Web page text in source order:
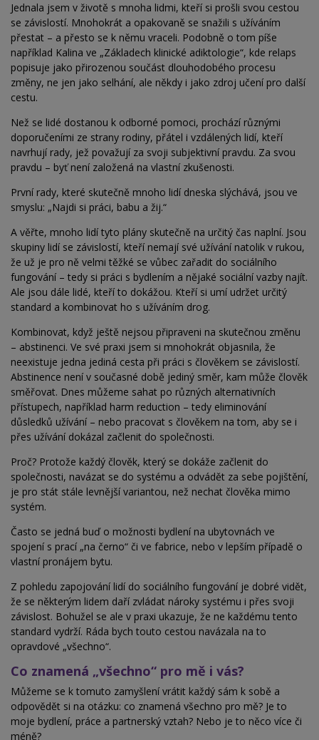
Jednala jsem v životě s mnoha lidmi, kteří si prošli svou cestou
se závislostí. Mnohokrát a opakovaně se snažili s užíváním
přestat – a přesto se k němu vraceli. Podobně o tom píše
například Kalina ve „Základech klinické adiktologie“, kde relaps
popisuje jako přirozenou součást dlouhodobého procesu
změny, ne jen jako selhání, ale někdy i jako zdroj učení pro další
cestu.
Než se lidé dostanou k odborné pomoci, prochází různými
doporučeními ze strany rodiny, přátel i vzdálených lidí, kteří
navrhují rady, jež považují za svoji subjektivní pravdu. Za svou
pravdu – byť není založená na vlastní zkušenosti.
První rady, které skutečně mnoho lidí dneska slýchává, jsou ve
smyslu: „Najdi si práci, babu a žij.“
A věřte, mnoho lidí tyto plány skutečně na určitý čas naplní. Jsou
skupiny lidí se závislostí, kteří nemají své užívání natolik v rukou,
že už je pro ně velmi těžké se vůbec zařadit do sociálního
fungování – tedy si práci s bydlením a nějaké sociální vazby najít.
Ale jsou dále lidé, kteří to dokážou. Kteří si umí udržet určitý
standard a kombinovat ho s užíváním drog.
Kombinovat, když ještě nejsou připraveni na skutečnou změnu
– abstinenci. Ve své praxi jsem si mnohokrát objasnila, že
neexistuje jedna jediná cesta při práci s člověkem se závislostí.
Abstinence není v současné době jediný směr, kam může člověk
směřovat. Dnes můžeme sahat po různých alternativních
přístupech, například harm reduction – tedy eliminování
důsledků užívání – nebo pracovat s člověkem na tom, aby se i
přes užívání dokázal začlenit do společnosti.
Proč? Protože každý člověk, který se dokáže začlenit do
společnosti, navázat se do systému a odvádět za sebe pojištění,
je pro stát stále levnější variantou, než nechat člověka mimo
systém.
Často se jedná buď o možnosti bydlení na ubytovnách ve
spojení s prací „na černo“ či ve fabrice, nebo v lepším případě o
vlastní pronájem bytu.
Z pohledu zapojování lidí do sociálního fungování je dobré vidět,
že se některým lidem daří zvládat nároky systému i přes svoji
závislost. Bohužel se ale v praxi ukazuje, že ne každému tento
standard vydrží. Ráda bych touto cestou navázala na to
opravdové „všechno“.
Co znamená „všechno“ pro mě i vás?
Můžeme se k tomuto zamyšlení vrátit každý sám k sobě a
odpovědět si na otázku: co znamená všechno pro mě? Je to
moje bydlení, práce a partnerský vztah? Nebo je to něco více či
méně?